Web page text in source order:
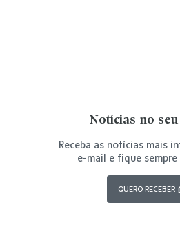
Notícias no
Receba as notícias mais
e-mail e fique
QUERO RECEBER